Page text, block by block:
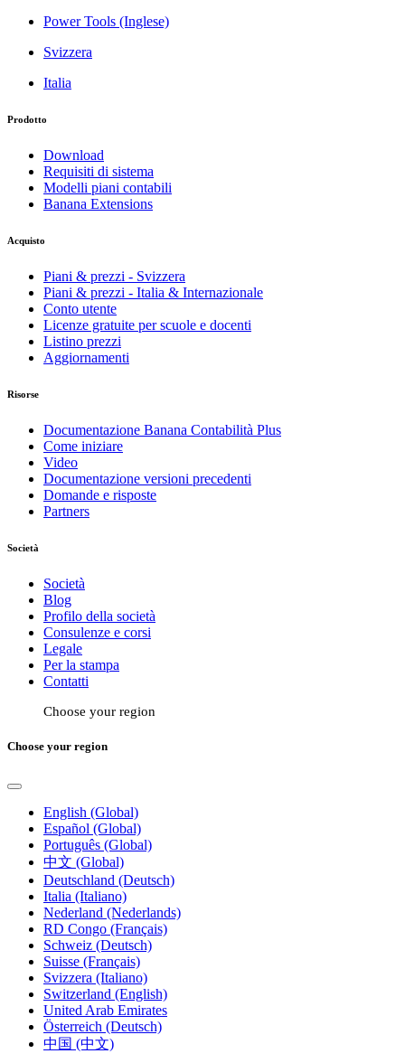
Power Tools (Inglese)
Svizzera
Italia
Prodotto
Download
Requisiti di sistema
Modelli piani contabili
Banana Extensions
Acquisto
Piani & prezzi - Svizzera
Piani & prezzi - Italia & Internazionale
Conto utente
Licenze gratuite per scuole e docenti
Listino prezzi
Aggiornamenti
Risorse
Documentazione Banana Contabilità Plus
Come iniziare
Video
Documentazione versioni precedenti
Domande e risposte
Partners
Società
Società
Blog
Profilo della società
Consulenze e corsi
Legale
Per la stampa
Contatti
Choose your region
Choose your region
English (Global)
Español (Global)
Português (Global)
中文 (Global)
Deutschland (Deutsch)
Italia (Italiano)
Nederland (Nederlands)
RD Congo (Français)
Schweiz (Deutsch)
Suisse (Français)
Svizzera (Italiano)
Switzerland (English)
United Arab Emirates
Österreich (Deutsch)
中国 (中文)